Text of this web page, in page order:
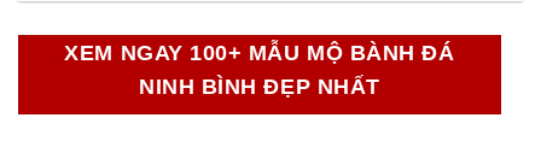
XEM NGAY 100+ MẪU MỘ BÀNH ĐÁ
NINH BÌNH ĐẸP NHẤT